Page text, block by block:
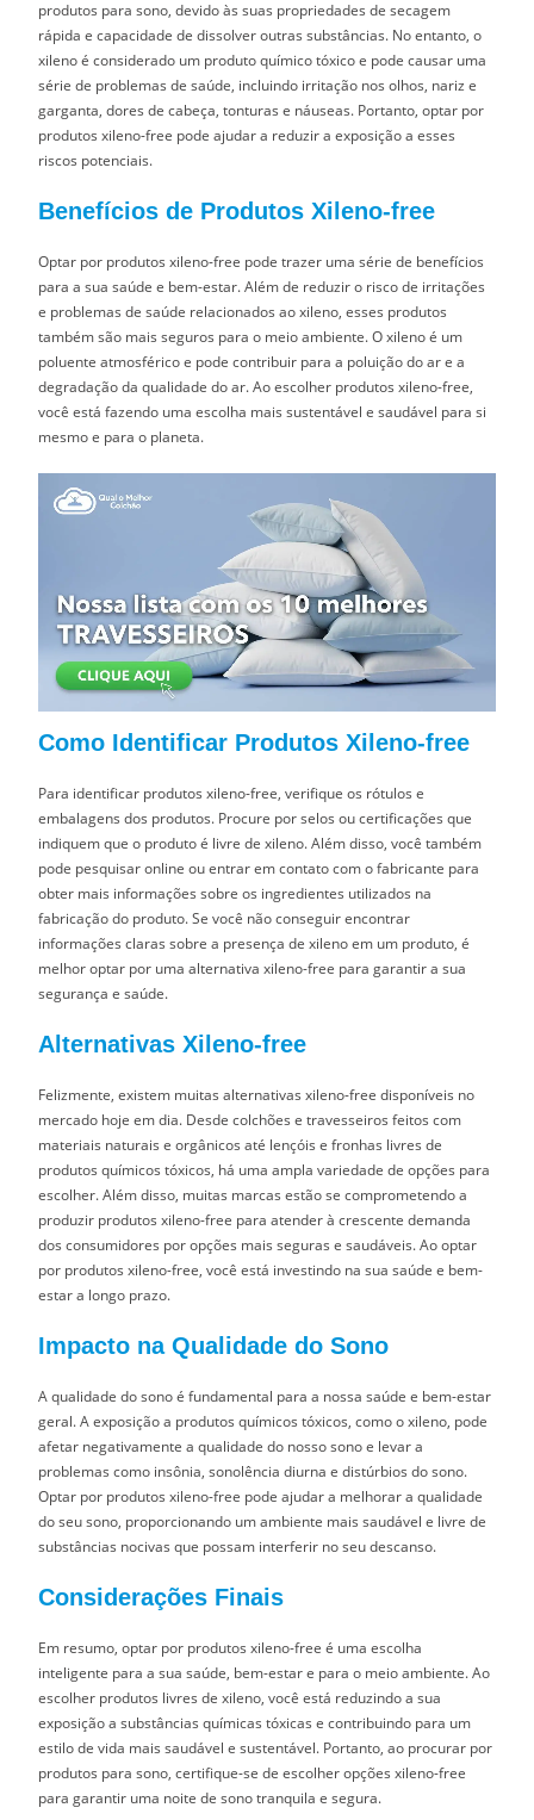
produtos para sono, devido às suas propriedades de secagem
rápida e capacidade de dissolver outras substâncias. No entanto, o
xileno é considerado um produto químico tóxico e pode causar uma
série de problemas de saúde, incluindo irritação nos olhos, nariz e
garganta, dores de cabeça, tonturas e náuseas. Portanto, optar por
produtos xileno-free pode ajudar a reduzir a exposição a esses
riscos potenciais.
Benefícios de Produtos Xileno-free
Optar por produtos xileno-free pode trazer uma série de benefícios
para a sua saúde e bem-estar. Além de reduzir o risco de irritações
e problemas de saúde relacionados ao xileno, esses produtos
também são mais seguros para o meio ambiente. O xileno é um
poluente atmosférico e pode contribuir para a poluição do ar e a
degradação da qualidade do ar. Ao escolher produtos xileno-free,
você está fazendo uma escolha mais sustentável e saudável para si
mesmo e para o planeta.
Como Identificar Produtos Xileno-free
Para identificar produtos xileno-free, verifique os rótulos e
embalagens dos produtos. Procure por selos ou certificações que
indiquem que o produto é livre de xileno. Além disso, você também
pode pesquisar online ou entrar em contato com o fabricante para
obter mais informações sobre os ingredientes utilizados na
fabricação do produto. Se você não conseguir encontrar
informações claras sobre a presença de xileno em um produto, é
melhor optar por uma alternativa xileno-free para garantir a sua
segurança e saúde.
Alternativas Xileno-free
Felizmente, existem muitas alternativas xileno-free disponíveis no
mercado hoje em dia. Desde colchões e travesseiros feitos com
materiais naturais e orgânicos até lençóis e fronhas livres de
produtos químicos tóxicos, há uma ampla variedade de opções para
escolher. Além disso, muitas marcas estão se comprometendo a
produzir produtos xileno-free para atender à crescente demanda
dos consumidores por opções mais seguras e saudáveis. Ao optar
por produtos xileno-free, você está investindo na sua saúde e bem-
estar a longo prazo.
Impacto na Qualidade do Sono
A qualidade do sono é fundamental para a nossa saúde e bem-estar
geral. A exposição a produtos químicos tóxicos, como o xileno, pode
afetar negativamente a qualidade do nosso sono e levar a
problemas como insônia, sonolência diurna e distúrbios do sono.
Optar por produtos xileno-free pode ajudar a melhorar a qualidade
do seu sono, proporcionando um ambiente mais saudável e livre de
substâncias nocivas que possam interferir no seu descanso.
Considerações Finais
Em resumo, optar por produtos xileno-free é uma escolha
inteligente para a sua saúde, bem-estar e para o meio ambiente. Ao
escolher produtos livres de xileno, você está reduzindo a sua
exposição a substâncias químicas tóxicas e contribuindo para um
estilo de vida mais saudável e sustentável. Portanto, ao procurar por
produtos para sono, certifique-se de escolher opções xileno-free
para garantir uma noite de sono tranquila e segura.